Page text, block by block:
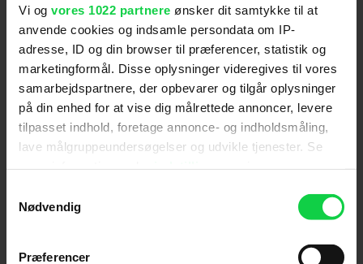
Vi og vores 1022 partnere ønsker dit samtykke til at
anvende cookies og indsamle persondata om IP-
adresse, ID og din browser til præferencer, statistik og
marketingformål. Disse oplysninger videregives til vores
samarbejdspartnere, der opbevarer og tilgår oplysninger
på din enhed for at vise dig målrettede annoncer, levere
tilpasset indhold, foretage annonce- og indholdsmåling,
lave målgruppeundersøgelser og udvikle tjenester. Se
tilbage eller ændre indstillinger fra vores
"Cookiedeklaration", eller ved at trykke på "Privacy
Nødvendig
Præferencer
scener med voldtægt og med sex. På den baggrund
vurderes det, at filmen kan virke skræmmende eller
grænseoverskridende på børn under 15 år.
Distributør: Walt Disney Pictures